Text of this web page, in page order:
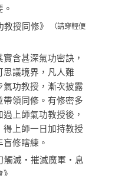
（請穿輕便
含甚深氣功密訣，
思議境界，凡人難
氣功教授，漸次披露
帶領同修。有修密多
上師氣功教授後，
得上師一日加持教授
修瞎練。